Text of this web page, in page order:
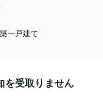
一戸建て
を受取りません